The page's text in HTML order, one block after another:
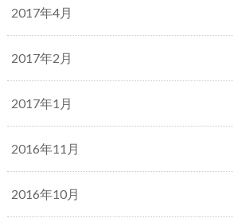
2017年4月
2017年2月
2017年1月
2016年11月
2016年10月